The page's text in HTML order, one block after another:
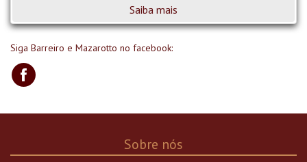
Saiba mais
Siga Barreiro e Mazarotto no facebook:
Sobre nós